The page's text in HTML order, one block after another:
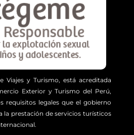
Viajes y Turismo, está acreditada
Exterior y Turismo del Perú,
requisitos legales que el gobierno
la prestación de servicios turísticos